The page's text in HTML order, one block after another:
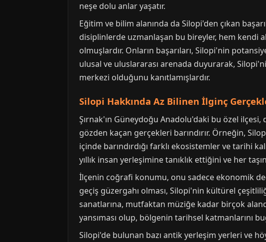
neşe dolu anlar yaşatır.
Eğitim ve bilim alanında da Silopi'den çıkan
disiplinlerde uzmanlaşan bu bireyler, hem kendi
olmuşlardır. Onların başarıları, Silopi'nin
ulusal ve uluslararası arenada duyurarak,
merkezi olduğunu kanıtlamışlardır.
Silopi Hakkında Az Bilinen İlginç
Şırnak'ın Güneydoğu Anadolu'daki bu özel ilçesi,
gözden kaçan gerçekleri barındırır. Örneğin,
içinde barındırdığı farklı ekosistemler ve tarihi
yıllık insan yerleşimine tanıklık ettiğini ve her
İlçenin coğrafi konumu, onu sadece ekonomik
geçiş güzergahı olması, Silopi'nin kültürel
sanatlarına, mutfaktan müziğe kadar birçok
yansıması olup, bölgenin tarihsel katmanlarını
Silopi'de bulunan bazı antik yerleşim yerleri ve